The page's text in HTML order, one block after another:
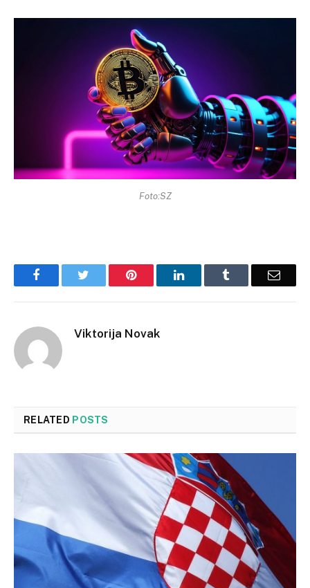
Foto:SZ
Facebook Pinterest LinkedIn Email
Viktorija Novak
RELATED POSTS